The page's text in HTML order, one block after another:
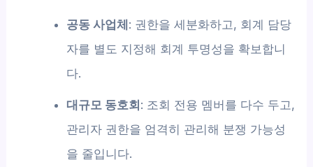
공동 사업체: 권한을 세분화하고, 회계 담당
자를 별도 지정해 회계 투명성을 확보합니
다.
대규모 동호회: 조회 전용 멤버를 다수 두고,
관리자 권한을 엄격히 관리해 분쟁 가능성
을 줄입니다.